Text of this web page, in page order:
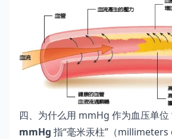
四、为什么用 mmHg 作为血压单位
mmHg 指“毫米汞柱”（millimeters